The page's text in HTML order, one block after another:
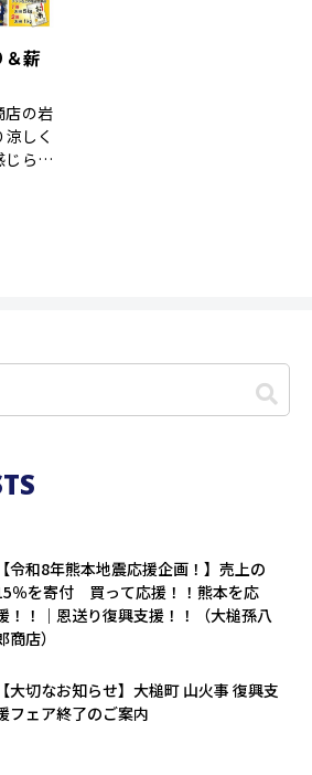
＆薪
店の岩
しく
じられ
【令和8年熊本地震応援企画！】売上の
％を寄付 買って応援！！熊本を応
！！｜恩送り復興支援！！（大槌孫八
商店）
【大切なお知らせ】大槌町 山火事 復興支
フェア終了のご案内